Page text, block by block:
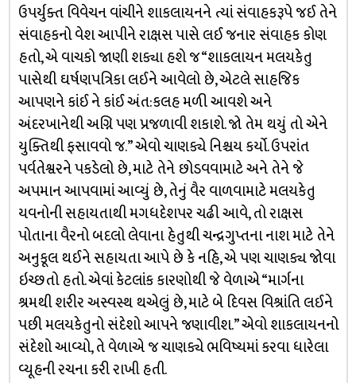
ઉપર્યુક્ત વિવેચન વાંચીને શાકલાયનને ત્યાં સંવાહકરૂપે જઈ તેને
સંવાહકનો વેશ આપીને રાક્ષસ પાસે લઈ જનાર સંવાહક કોણ
હતો, એ વાચકો જાણી શક્યા હશે જ “શાકલાયન મલયકેતુ
પાસેથી ઘર્ષણપત્રિકા લઈને આવેલો છે, એટલે સાહજિક
આપણને કાંઈ ને કાંઈ અંત:કલહ મળી આવશે અને
અંદરખાનેથી અગ્નિ પણ પ્રજળાવી શકાશે. જો તેમ થયું તો એને
યુક્તિથી ફસાવવો જ.” એવો ચાણક્યે નિશ્ચય કર્યો. ઉપરાંત
પર્વતેશ્વરને પકડેલો છે, માટે તેને છોડવવામાટે અને તેને જે
અપમાન આપવામાં આવ્યું છે, તેનું વૈર વાળવામાટે મલયકેતુ
યવનોની સહાયતાથી મગધદેશપર ચઢી આવે, તો રાક્ષસ
પોતાના વૈરનો બદલો લેવાના હેતુથી ચન્દ્રગુપ્તના નાશ માટે તેને
અનુકૂલ થઈને સહાયતા આપે છે કે નહિ, એ પણ ચાણક્ય જોવા
ઇચ્છતો હતો. એવાં કેટલાંક કારણોથી જે વેળાએ “માર્ગના
શ્રમથી શરીર અસ્વસ્થ થએલું છે, માટે બે દિવસ વિશ્રાંતિ લઈને
પછી મલયકેતુનો સંદેશો આપને જણાવીશ.” એવો શાકલાયનનો
સંદેશો આવ્યો, તે વેળાએ જ ચાણક્યે ભવિષ્યમાં કરવા ધારેલા
વ્યૂહની રચના કરી રાખી હતી.